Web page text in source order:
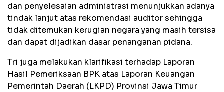
dan penyelesaian administrasi menunjukkan adanya
tindak lanjut atas rekomendasi auditor sehingga
tidak ditemukan kerugian negara yang masih tersisa
dan dapat dijadikan dasar penanganan pidana.
Tri juga melakukan klarifikasi terhadap Laporan
Hasil Pemeriksaan BPK atas Laporan Keuangan
Pemerintah Daerah (LKPD) Provinsi Jawa Timur